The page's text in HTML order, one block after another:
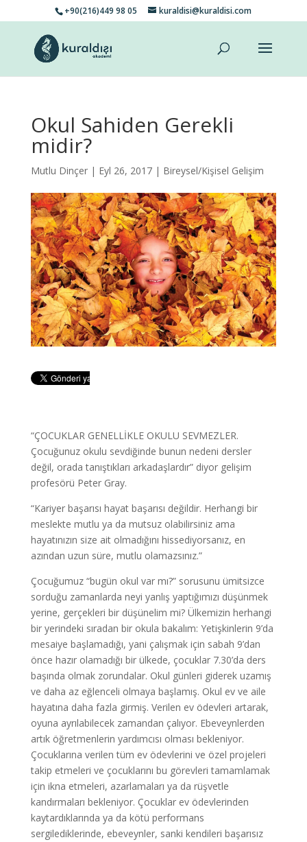
+90(216)449 98 05 kuraldisi@kuraldisi.com
Okul Sahiden Gerekli
midir?
Mutlu Dinçer| Eyl 26, 2017 | Bireysel/Kişisel Gelişim
“ÇOCUKLAR GENELLİKLE OKULU SEVMEZLER.
Çocuğunuz okulu sevdiğinde bunun nedeni dersler
değil, orada tanıştıkları arkadaşlardır” diyor gelişim
profesörü Peter Gray.
“Kariyer başarısı hayat başarısı değildir. Herhangi bir
meslekte mutlu ya da mutsuz olabilirsiniz ama
hayatınızın size ait olmadığını hissediyorsanız, en
azından uzun süre, mutlu olamazsınız.”
Çocuğumuz “bugün okul var mı?” sorusunu ümitsizce
sorduğu zamanlarda neyi yanlış yaptığımızı düşünmek
yerine, gerçekleri bir düşünelim mi? Ülkemizin herhangi
bir yerindeki sıradan bir okula bakalım: Yetişkinlerin 9’da
mesaiye başlamadığı, yani çalışmak için sabah 9’dan
önce hazır olamadığı bir ülkede, çocuklar 7.30’da ders
başında olmak zorundalar. Okul günleri giderek uzamış
ve daha az eğlenceli olmaya başlamış. Okul ev ve aile
hayatına daha fazla girmiş. Verilen ev ödevleri artarak,
oyuna ayrılabilecek zamandan çalıyor. Ebeveynlerden
artık öğretmenlerin yardımcısı olması bekleniyor.
Çocuklarına verilen tüm ev ödevlerini ve özel projeleri
takip etmeleri ve çocuklarını bu görevleri tamamlamak
için ikna etmeleri, azarlamaları ya da rüşvetle
kandırmaları bekleniyor. Çocuklar ev ödevlerinden
kaytardıklarında ya da kötü performans
sergilediklerinde, ebeveynler, sanki kendileri başarısız